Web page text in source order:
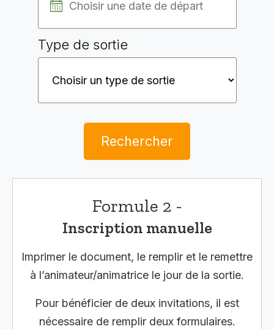
Type de sortie
Rechercher
Formule 2 -
Inscription manuelle
Imprimer le document, le remplir et le remettre
à l’animateur/animatrice le jour de la sortie.
Pour bénéficier de deux invitations, il est
nécessaire de remplir deux formulaires.